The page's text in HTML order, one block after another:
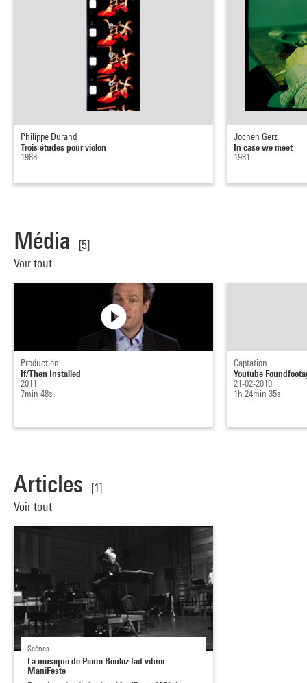
Philippe Durand
Trois études pour violon
1988
Jochen Gerz
In case we meet
1981
Média
[5]
Voir tout
Production
If/Then Installed
2011
7min 48s
Captation
Youtube
21-02-2010
1h 24min 35s
Articles
[1]
Voir tout
Scènes
La musique de Pierre Boulez fait vibrer
ManiFeste